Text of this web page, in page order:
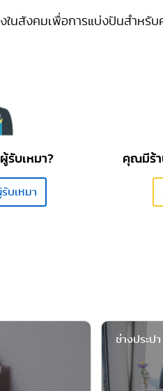
ในสังคมเพื่อการแบ่งปันสำหรั
บเหมา?
บเหมา
คุณมีร้า
ช่างประปา